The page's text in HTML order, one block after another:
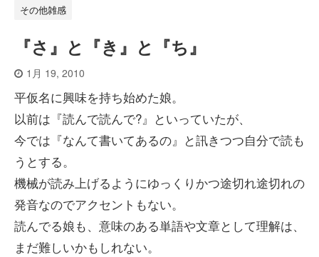
その他雑感
『さ』と『き』と『ち』
1月 19, 2010
平仮名に興味を持ち始めた娘。
以前は『読んで読んで?』といっていたが、
今では『なんて書いてあるの』と訊きつつ自分で読も
うとする。
機械が読み上げるようにゆっくりかつ途切れ途切れの
発音なのでアクセントもない。
読んでる娘も、意味のある単語や文章として理解は、
まだ難しいかもしれない。